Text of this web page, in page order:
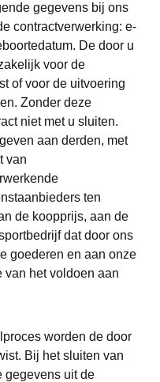
gegevens bij ons
contractverwerking: e-
De door u
voor de
of voor de uitvoering
Zonder deze
niet met u sluiten.
aan derden, met
van
ten
de koopprijs, aan de
dat door ons
goederen en aan onze
van het voldoen aan
worden de door
Bij het sluiten van
gegevens uit de